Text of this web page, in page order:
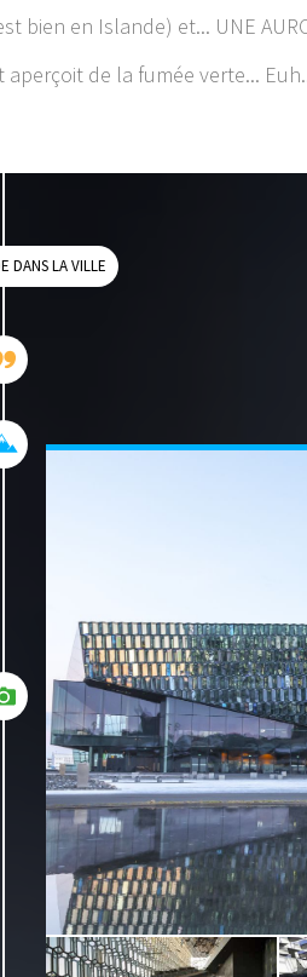
bien en Islande) et... UNE
de la fumée verte...
DANS LA VILLE